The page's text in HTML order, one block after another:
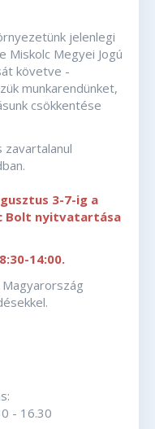
jelenlegi
Megyei Jogú
követve -
munkarendünket,
csökkentése
3-7-ig a
Bolt nyitvatartása
14:00.
Magyarország
- 16.30